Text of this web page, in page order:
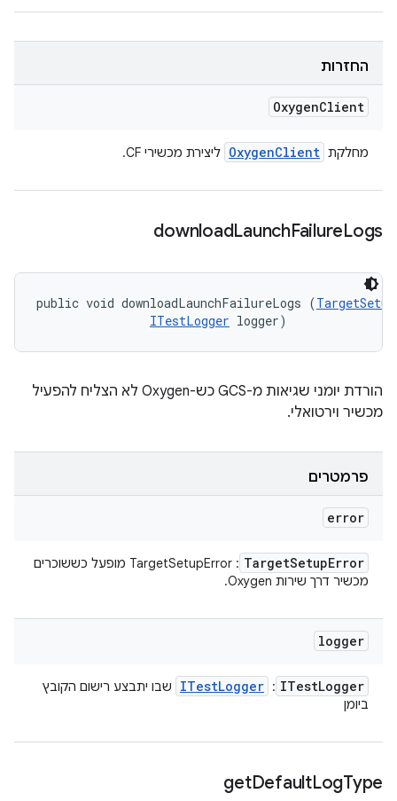
החזרות
OxygenClient
מחלקת OxygenClient ליצירת מכשירי CF.
downloadLaunchFailureLogs
public void downloadLaunchFailureLogs (
ITestLogger logger)
הורדת יומני שגיאות מ-GCS כש-Oxygen לא הצליח להפעיל
מכשיר וירטואלי.
פרמטרים
error
TargetSetupError
: TargetSetupError מופעל כששוכרים
מכשיר דרך שירות Oxygen.
logger
ITestLogger
:
ITestLogger
שבו יתבצע רישום הקובץ
ביומן
getDefaultLogType